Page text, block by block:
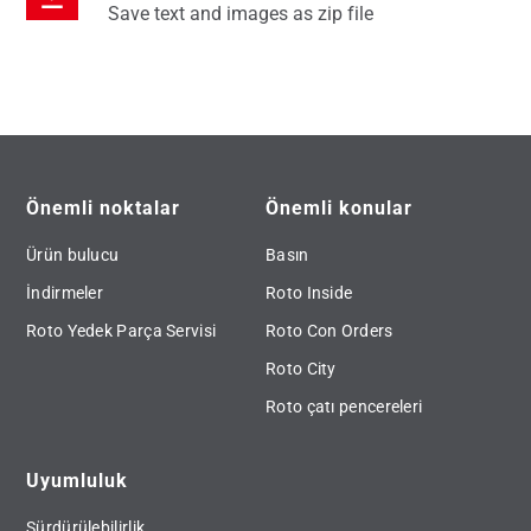
Save text and images as zip file
Önemli noktalar
Ürün bulucu
İndirmeler
Roto Yedek Parça Servisi
Önemli konular
Basın
Roto Inside
Roto Con Orders
Roto City
Roto çatı pencereleri
Uyumluluk